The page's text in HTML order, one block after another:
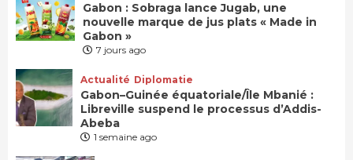
Gabon : Sobraga lance Jugab, une
nouvelle marque de jus plats « Made in
Gabon »
7 jours ago
Actualité Diplomatie
Gabon–Guinée équatoriale/Île Mbanié :
Libreville suspend le processus d’Addis-
Abeba
1 semaine ago